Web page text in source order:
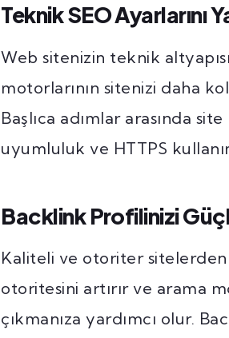
Teknik SEO Ayarlarını
Web sitenizin teknik
motorlarının sitenizi daha
Başlıca adımlar arasında
uyumluluk ve HTTPS
Backlink Profilinizi
Kaliteli ve otoriter
otoritesini artırır ve arama
çıkmanıza yardımcı olur.